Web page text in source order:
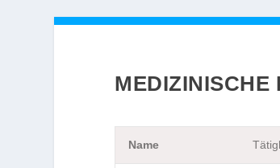
MEDIZINISCHE
Name